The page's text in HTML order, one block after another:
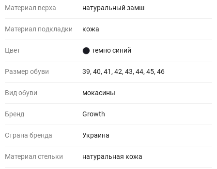
Материал верха натуральный замш
Материал подкладки кожа
Цвет темно синий
Размер обуви 39, 40, 41, 42, 43, 44, 45, 46
Вид обуви мокасины
Бренд Growth
Страна бренда Украина
Материал стельки натуральная кожа